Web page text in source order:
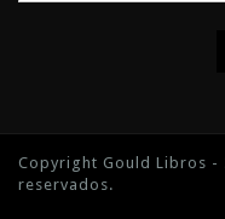
Copyright Gould Libros -
reservados.